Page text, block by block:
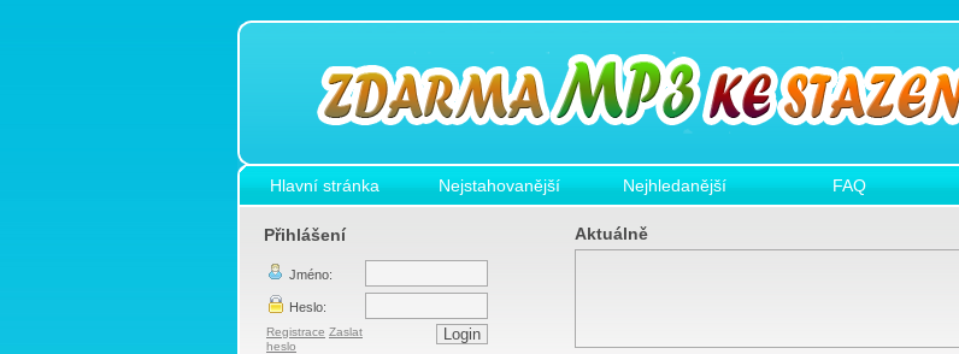
Hlavní stránka Nejstahovanější Nejhledanější FAQ
Přihlášení
Jméno:
Heslo:
Registrace Zaslat
heslo
Aktuálně